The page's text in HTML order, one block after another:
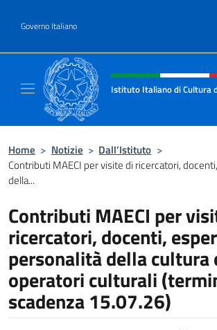
Governo Italiano
Intestazione sito,
Istituto Italiano di Cultura
Home > Notizie > Dall’Istituto >
Contributi MAECI per visite di ricercatori,
della...
Contributi MAECI per
ricercatori, docenti,
personalità della cultura
operatori culturali
scadenza 15.07.26)